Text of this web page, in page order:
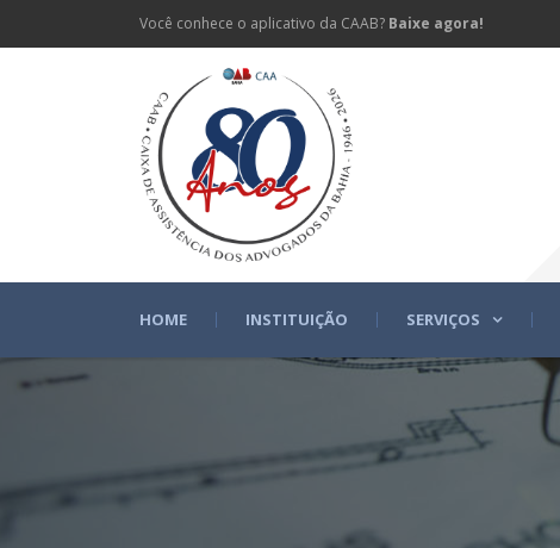
Você conhece o aplicativo da CAAB? Baixe agora!
HOME INSTITUIÇÃO SERVIÇOS